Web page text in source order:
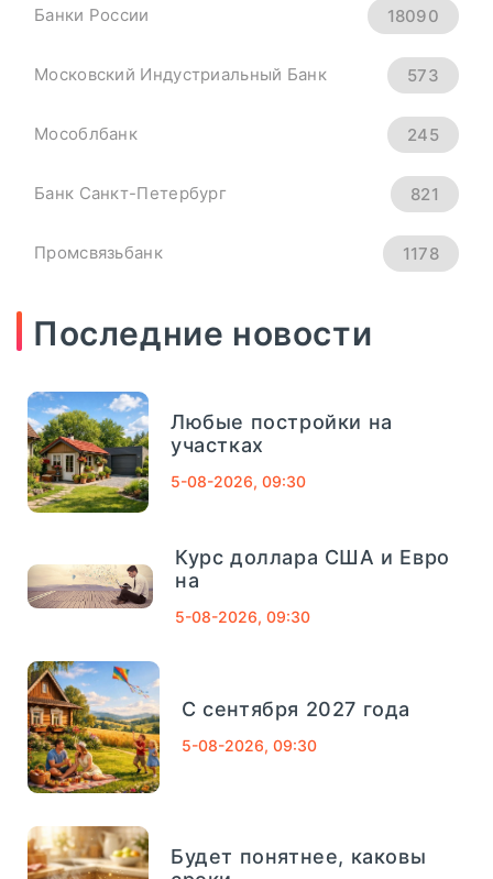
Рубль Теряет Высоту.
Курсы Доллара, Евро И
Юаня На 4 Сентября -
всем основным мировым валютам.
04сентябрь, 2025
Финансовый Совет На 4
Деньги За Лишние
Школьные Покупки -
«Тема Дня»
​ 💸 Ежедневный совет Банки —
помогает управлять деньгами
Банки России 18090
Московский Индустриальный Банк 573
Мособлбанк 245
Банк Санкт-Петербург 821
Промсвязьбанк 1178
Внешпромбанк
Банк Югра
1013
Совкомбанк
ТРАСТ
Газпромбанк
Московский кредитный банк
Абсолют Банк
Последние новости
Любые постройки на
участках
5-08-2026, 09:30
Курс доллара США и Евро
на
5-08-2026, 09:30
С сентября 2027 года
5-08-2026, 09:30
Будет понятнее, каковы